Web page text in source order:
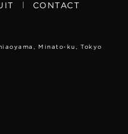
CONTACT
Minato-ku, Tokyo